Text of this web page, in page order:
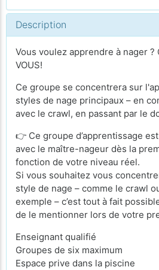
Description
Vous voulez apprendre à nager
VOUS!
Ce groupe se concentrera sur
styles de nage principaux – en
avec le crawl, en passant par le
👉 Ce groupe d’apprentissage
avec le maître-nageur dès la
fonction de votre niveau réel.
Si vous souhaitez vous
style de nage – comme le crawl
exemple – c’est tout à fait
de le mentionner lors de votre
Enseignant qualifié
Groupes de six maximum
Espace prive dans la piscine